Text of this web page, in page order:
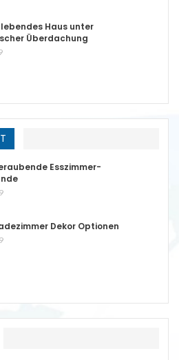
lebendes Haus unter
Überdachung
Esszimmer-
Dekor Optionen